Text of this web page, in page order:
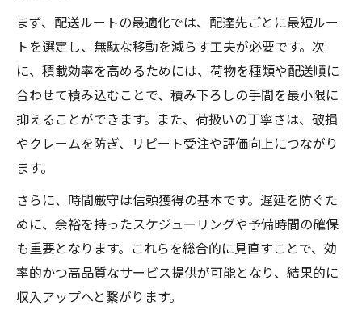
顧客のリピートを促す軽貨物の接客マナー
効率的なルート管理で収入増を目指す
軽貨物のルート最適化が収入に与える影響
効率的な軽貨物運送ルートの組み立て方
軽貨物業務で使えるルート管理のコツ
軽貨物の効率配達で手取りアップを実感
サービス品質で差がつく軽貨物事業
軽貨物事業で生き残るためのサービス品質
とは
軽貨物サービス品質が選ばれる理由を解説
まず、配送ルートの最適化では、配達先ごとに最短ルー
トを選定し、無駄な移動を減らす工夫が必要です。次
に、積載効率を高めるためには、荷物を種類や配送順に
合わせて積み込むことで、積み下ろしの手間を最小限に
抑えることができます。また、荷扱いの丁寧さは、破損
やクレームを防ぎ、リピート受注や評価向上につながり
ます。
さらに、時間厳守は信頼獲得の基本です。遅延を防ぐた
めに、余裕を持ったスケジューリングや予備時間の確保
も重要となります。これらを総合的に見直すことで、効
率的かつ高品質なサービス提供が可能となり、結果的に
収入アップへと繋がります。